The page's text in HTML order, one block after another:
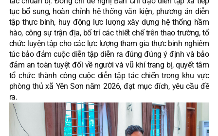
tục bổ sung, hoàn chỉnh hệ thống văn kiện, phương án diễn
tập thực binh, huy động lực lượng xây dựng hệ thống hầm
hào, công sự trận địa, bố trí các thiết chế trên thao trường, tổ
chức luyện tập cho các lực lượng tham gia thực binh nghiêm
túc bảo đảm cuộc diễn tập diễn ra đúng đúng ý định và bảo
đảm an toàn tuyệt đối về người và vũ khí trang bị, quyết tâm
tổ chức thành công cuộc diễn tập tác chiến trong khu vực
phòng thủ xã Yên Sơn năm 2026, đạt mục đích, yêu cầu đề
ra.